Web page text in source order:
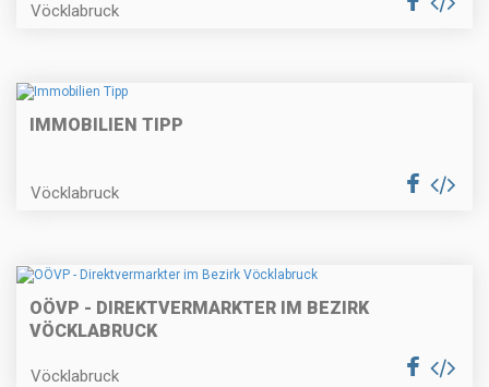
Vöcklabruck
IMMOBILIEN TIPP
Vöcklabruck
OÖVP - DIREKTVERMARKTER IM BEZIRK
VÖCKLABRUCK
Vöcklabruck